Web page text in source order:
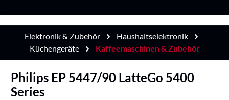
Elektronik & Zubehör
Haushaltselektronik
Küchengeräte
Kaffeemaschinen & Zubehör
Philips EP 5447/90 LatteGo 5400
Series